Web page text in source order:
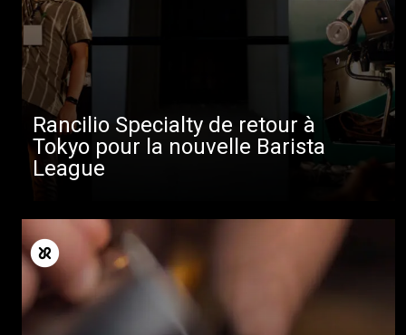
Rancilio Specialty de retour à
Tokyo pour la nouvelle Barista
League